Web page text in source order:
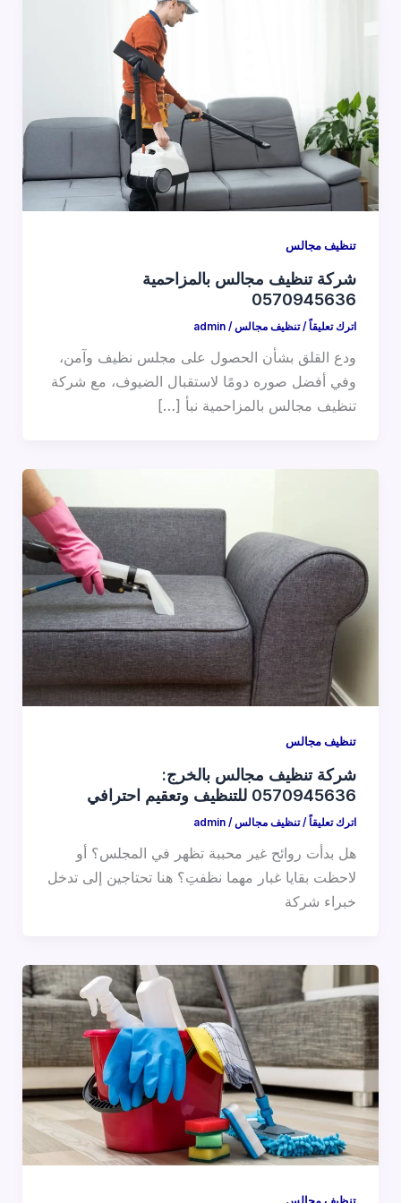
تنظيف مجالس
شركة تنظيف مجالس بالمزاحمية
0570945636
اترك تعليقاً /تنظيف مجالس/
admin
ودع القلق بشأن الحصول على مجلس نظيف وآمن،
وفي أفضل صوره دومًا لاستقبال الضيوف، مع شركة
تنظيف مجالس بالمزاحمية نبأ […]
تنظيف مجالس
شركة تنظيف مجالس بالخرج:
0570945636 للتنظيف وتعقيم احترافي
اترك تعليقاً /تنظيف مجالس/
admin
هل بدأت روائح غير محببة تظهر في المجلس؟ أو
لاحظت بقايا غبار مهما نظفتِ؟ هنا تحتاجين إلى تدخل
خبراء شركة